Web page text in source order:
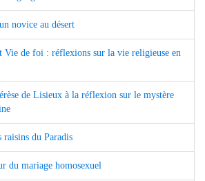
novice au désert
Vie de foi : réflexions sur la vie religieuse en
de Lisieux à la réflexion sur le mystère
raisins du Paradis
du mariage homosexuel